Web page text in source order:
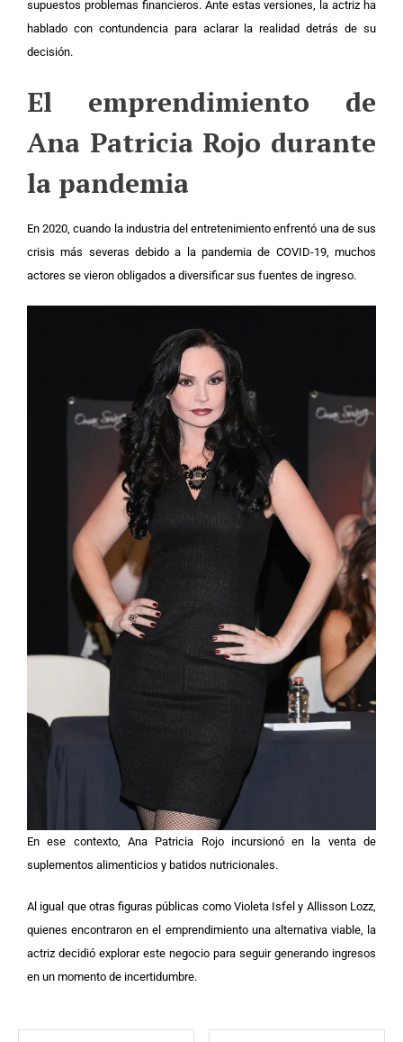
supuestos problemas financieros. Ante estas versiones, la actriz ha
hablado con contundencia para aclarar la realidad detrás de su
decisión.
El emprendimiento de
Ana Patricia Rojo durante
la pandemia
En 2020, cuando la industria del entretenimiento enfrentó una de sus
crisis más severas debido a la pandemia de COVID-19, muchos
actores se vieron obligados a diversificar sus fuentes de ingreso.
En ese contexto, Ana Patricia Rojo incursionó en la venta de
suplementos alimenticios y batidos nutricionales.
Al igual que otras figuras públicas como Violeta Isfel y Allisson Lozz,
quienes encontraron en el emprendimiento una alternativa viable, la
actriz decidió explorar este negocio para seguir generando ingresos
en un momento de incertidumbre.